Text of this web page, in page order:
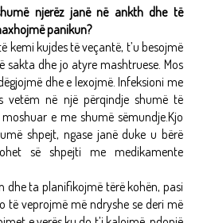
njerëz janë në ankth dhe të
panikun?
kemi kujdes të veçantë, t’u besojmë
sakta dhe jo atyre mashtruese. Mos
dhe e lexojmë. Infeksioni me
vetëm në një përqindje shumë të
e me shumë sëmundje.Kjo
shpejt, ngase janë duke u bërë
së shpejti me medikamente
dhe ta planifikojmë tërë kohën, pasi
të veprojmë më ndryshe se deri më